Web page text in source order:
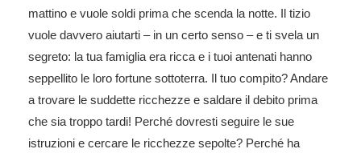
mattino e vuole soldi prima che scenda la notte. Il tizio
vuole davvero aiutarti – in un certo senso – e ti svela un
segreto: la tua famiglia era ricca e i tuoi antenati hanno
seppellito le loro fortune sottoterra. Il tuo compito? Andare
a trovare le suddette ricchezze e saldare il debito prima
che sia troppo tardi! Perché dovresti seguire le sue
istruzioni e cercare le ricchezze sepolte? Perché ha